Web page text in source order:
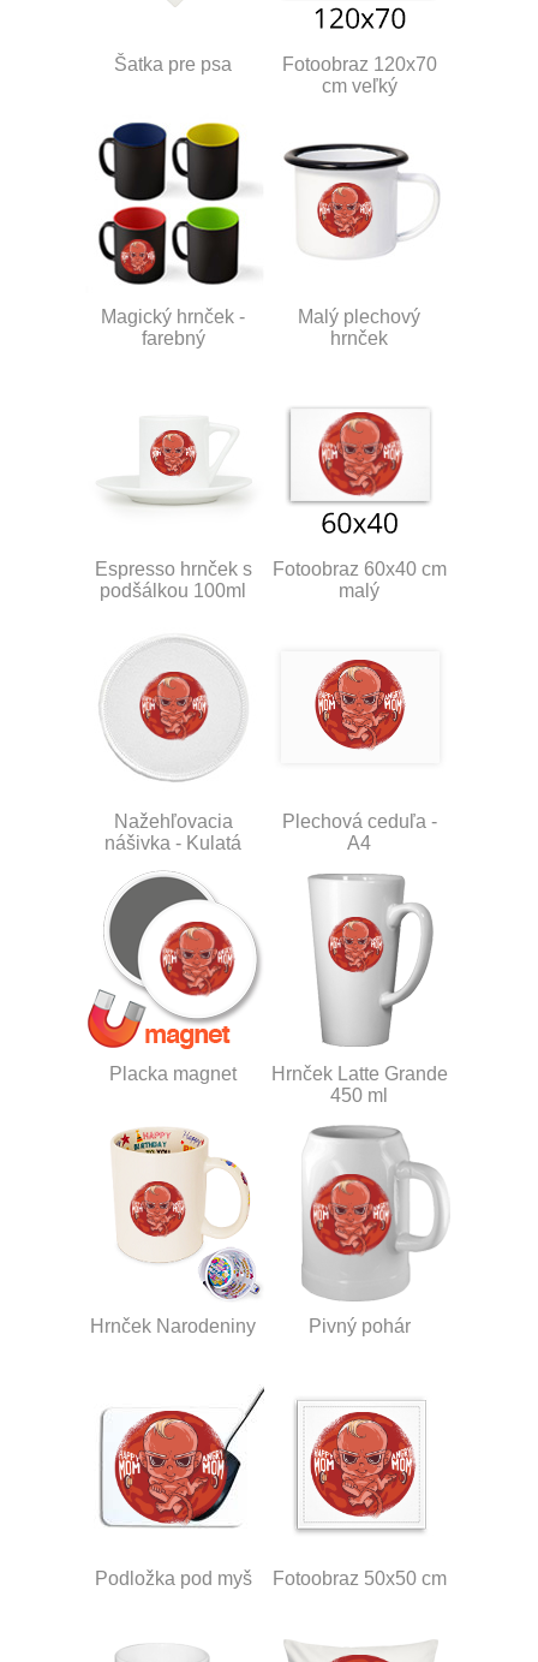
Šatka pre psa
Fotoobraz 120x70
cm veľký
Magický hrnček -
farebný
Malý plechový
hrnček
Espresso hrnček s
podšálkou 100ml
Fotoobraz 60x40 cm
malý
Nažehľovacia
nášivka - Kulatá
Plechová ceduľa -
A4
Placka magnet
Hrnček Latte Grande
450 ml
Hrnček Narodeniny Pivný pohár
Podložka pod myš Fotoobraz 50x50 cm